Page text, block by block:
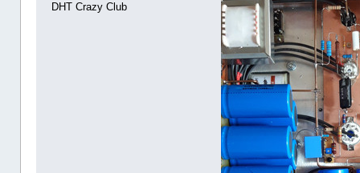
DHT Crazy Club